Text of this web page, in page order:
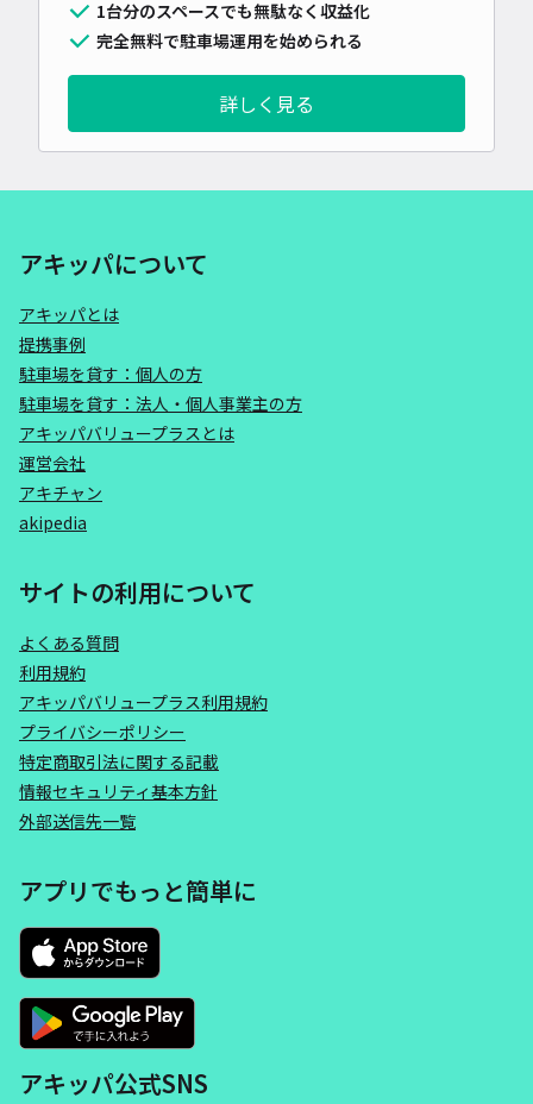
1台分のスペースでも無駄なく収益化
完全無料で駐車場運用を始められる
詳しく見る
アキッパについて
アキッパとは
提携事例
駐車場を貸す：個人の方
駐車場を貸す：法人・個人事業主の方
アキッパバリュープラスとは
運営会社
アキチャン
akipedia
サイトの利用について
よくある質問
利用規約
アキッパバリュープラス利用規約
プライバシーポリシー
特定商取引法に関する記載
情報セキュリティ基本方針
外部送信先一覧
アプリでもっと簡単に
アキッパ公式SNS